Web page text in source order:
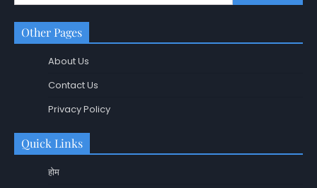
Other Pages
About Us
Contact Us
Privacy Policy
Quick Links
होम